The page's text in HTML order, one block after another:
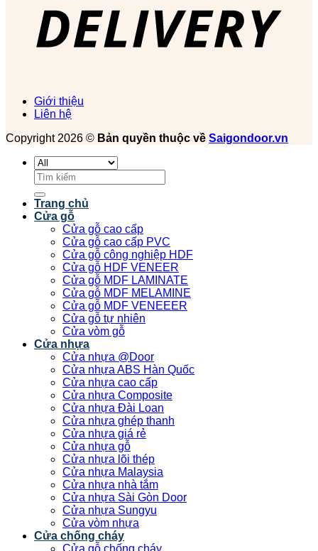
Giới thiệu
Liên hệ
Copyright 2026 © Bản quyền thuộc về Saigondoor.vn
Tìm
kiếm:
Trang chủ
Cửa gỗ
Cửa gỗ cao cấp
Cửa gỗ cao cấp PVC
Cửa gỗ công nghiệp HDF
Cửa gỗ HDF VENEER
Cửa gỗ MDF LAMINATE
Cửa gỗ MDF MELAMINE
Cửa gỗ MDF VENEEER
Cửa gỗ tự nhiên
Cửa vòm gỗ
Cửa nhựa
Cửa nhựa @Door
Cửa nhựa ABS Hàn Quốc
Cửa nhựa cao cấp
Cửa nhựa Composite
Cửa nhựa Đài Loan
Cửa nhựa ghép thanh
Cửa nhựa giá rẻ
Cửa nhựa gỗ
Cửa nhựa lõi thép
Cửa nhựa Malaysia
Cửa nhựa nhà tắm
Cửa nhựa Sài Gòn Door
Cửa nhựa Sungyu
Cửa vòm nhựa
Cửa chống cháy